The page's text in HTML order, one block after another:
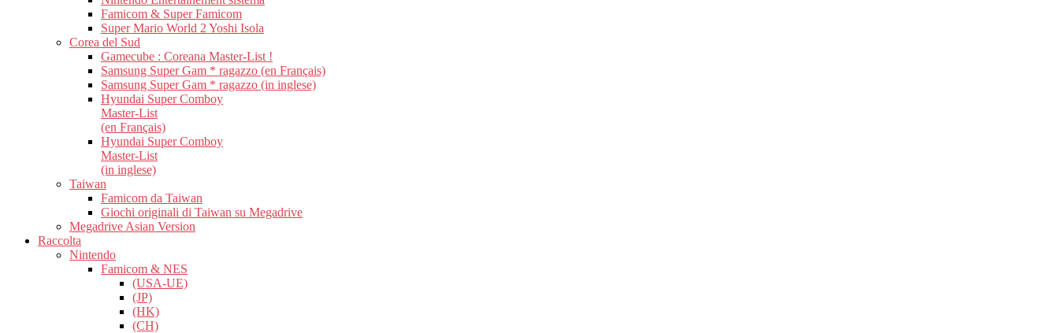
Famicom & Super Famicom
Super Mario World 2 Yoshi Isola
Corea del Sud
Gamecube : Coreana Master-List !
Samsung Super Gam * ragazzo (en Français)
Samsung Super Gam * ragazzo (in inglese)
Hyundai Super Comboy
Master-List
(en Français)
Hyundai Super Comboy
Master-List
(in inglese)
Taiwan
Famicom da Taiwan
Giochi originali di Taiwan su Megadrive
Megadrive Asian Version
Raccolta
Nintendo
Famicom & NES
(USA-UE)
(JP)
(HK)
(CH)